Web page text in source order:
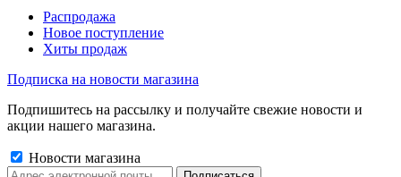
Распродажа
Новое поступление
Хиты продаж
Подписка на новости магазина
Подпишитесь на рассылку и получайте свежие новости и
акции нашего магазина.
Новости магазина